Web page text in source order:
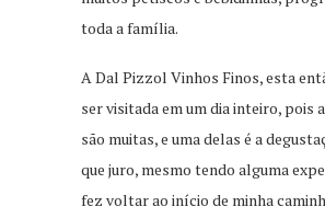
toda a família.
A Dal Pizzol Vinhos Finos, esta
ser visitada em um dia inteiro, pois
são muitas, e uma delas é a
que juro, mesmo tendo alguma
fez voltar ao início de minha